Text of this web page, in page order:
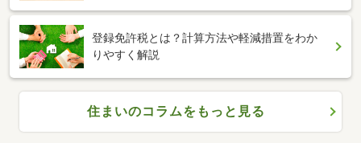
登録免許税とは？計算方法や軽減措置をわか
りやすく解説
住まいのコラムをもっと見る